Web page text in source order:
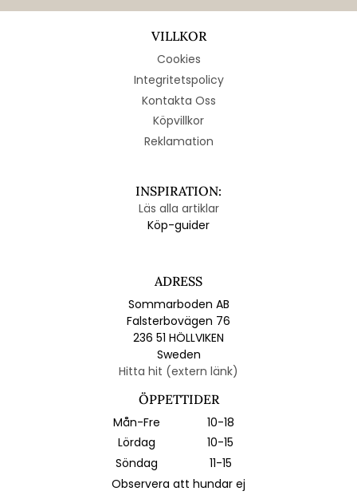
VILLKOR
Cookies
Integritetspolicy
Kontakta Oss
Köpvillkor
Reklamation
INSPIRATION:
Läs alla artiklar
Köp-guider
ADRESS
Sommarboden AB
Falsterbovägen 76
236 51 HÖLLVIKEN
Sweden
Hitta hit (extern länk)
ÖPPETTIDER
Mån-Fre
10-18
Lördag
10-15
Söndag
11-15
Observera att hundar ej